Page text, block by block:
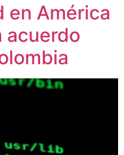
en América
acuerdo